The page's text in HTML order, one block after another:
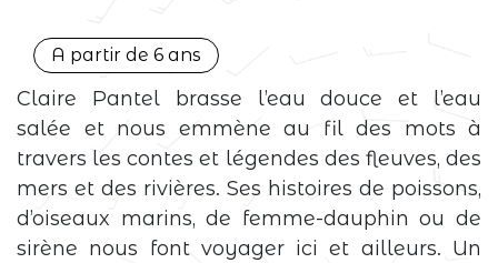
A partir de 6 ans
Claire Pantel brasse l’eau douce et l’eau
salée et nous emmène au fil des mots à
travers les contes et légendes des fleuves, des
mers et des rivières. Ses histoires de poissons,
d’oiseaux marins, de femme-dauphin ou de
sirène nous font voyager ici et ailleurs. Un